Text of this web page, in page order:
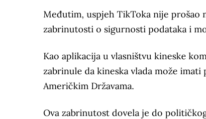
Međutim, uspjeh TikToka nije prošao
zabrinutosti o sigurnosti podataka i
Kao aplikacija u vlasništvu kineske
zabrinule da kineska vlada može
Američkim Državama.
Ova zabrinutost dovela je do